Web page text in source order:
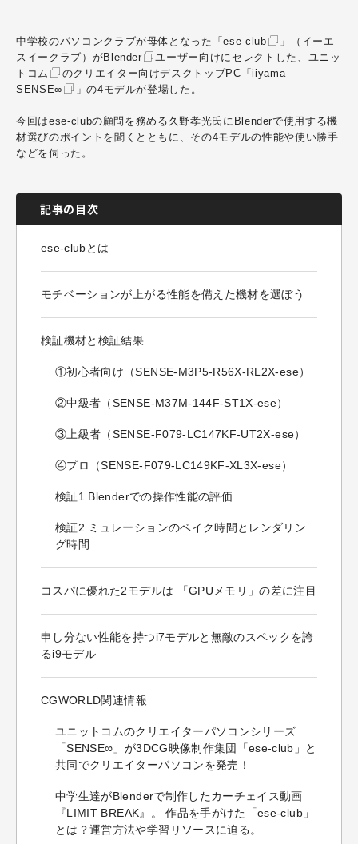
中学校のパソコンクラブが母体となった「ese-club
」（イーエ
スイークラブ）がBlender ユーザー向けにセレクトした、 ユニッ
トコム
のクリエイター向けデスクトップPC「iiyama
SENSE∞
」の4モデルが登場した。
今回はese-clubの顧問を務める久野孝光氏にBlenderで使用する機
材選びのポイントを聞くとともに、その4モデルの性能や使い勝手
などを伺った。
記事の目次
ese-clubとは
モチベーションが上がる性能を備えた機材を選ぼう
検証機材と検証結果
①初心者向け（SENSE-M3P5-R56X-RL2X-ese）
②中級者（SENSE-M37M-144F-ST1X-ese）
③上級者（SENSE-F079-LC147KF-UT2X-ese）
④プロ（SENSE-F079-LC149KF-XL3X-ese）
検証1.Blenderでの操作性能の評価
検証2.ミュレーションのベイク時間とレンダリン
グ時間
コスパに優れた2モデルは 「GPUメモリ」の差に注目
申し分ない性能を持つi7モデルと無敵のスペックを誇
るi9モデル
CGWORLD関連情報
ユニットコムのクリエイターパソコンシリーズ
「SENSE∞」が3DCG映像制作集団「ese-club」と
共同でクリエイターパソコンを発売！
中学生達がBlenderで制作したカーチェイス動画
『LIMIT BREAK』。 作品を手がけた「ese-club」
とは？運営方法や学習リソースに迫る。